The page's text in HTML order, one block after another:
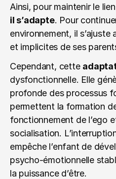
il s’adapte. Pour
environnement, il s’ajuste
et implicites de ses
Cependant, cette
dysfonctionnelle. Elle
profonde des processus
permettent la formation
fonctionnement de l’ego
socialisation.
empêche l’enfant de
psycho-émotionnelle
la puissance d’être.